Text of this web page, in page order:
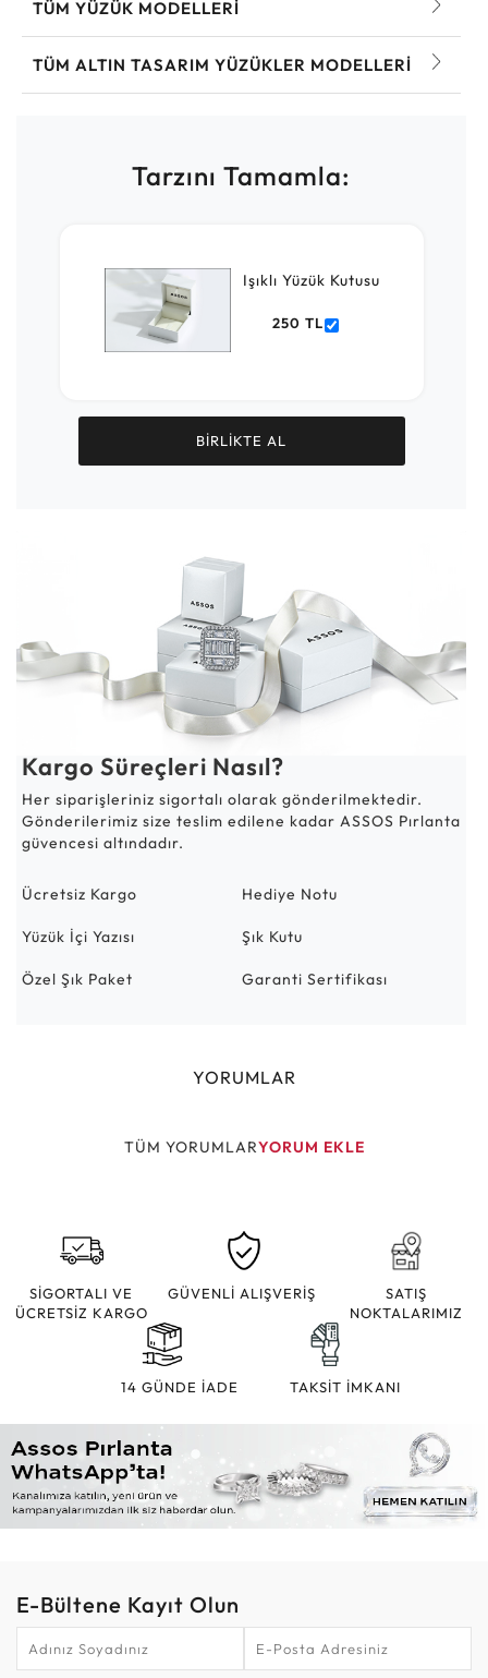
TÜM YÜZÜK MODELLERI
TÜM ALTIN TASARIM YÜZÜKLER MODELLERI
Tarzını Tamamla:
Işıklı Yüzük Kutusu
250 TL
BİRLİKTE AL
Kargo Süreçleri Nasıl?
Her siparişleriniz sigortalı olarak gönderilmektedir.
Gönderilerimiz size teslim edilene kadar ASSOS Pırlanta
güvencesi altındadır.
Ücretsiz Kargo Hediye Notu
Yüzük İçi Yazısı Şık Kutu
Özel Şık Paket Garanti Sertifikası
YORUMLAR
TÜM YORUMLARYORUM EKLE
SİGORTALI VE
ÜCRETSİZ KARGO
GÜVENLİ ALIŞVERİŞ
SATIŞ
NOKTALARIMIZ
14 GÜNDE İADE TAKSİT İMKANI
E-Bültene Kayıt Olun